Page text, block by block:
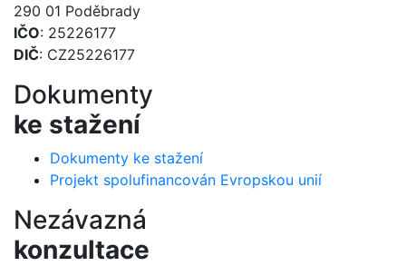
290 01 Poděbrady
IČO: 25226177
DIČ: CZ25226177
Dokumenty
ke stažení
Dokumenty ke stažení
Projekt spolufinancován Evropskou unií
Nezávazná
konzultace